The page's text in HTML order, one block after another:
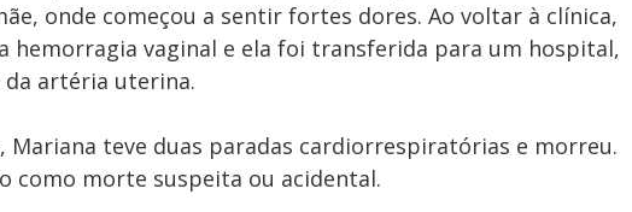
onde começou a sentir fortes dores. Ao voltar à clínica,
hemorragia vaginal e ela foi transferida para um hospital,
artéria uterina.
Mariana teve duas paradas cardiorrespiratórias e morreu.
como morte suspeita ou acidental.